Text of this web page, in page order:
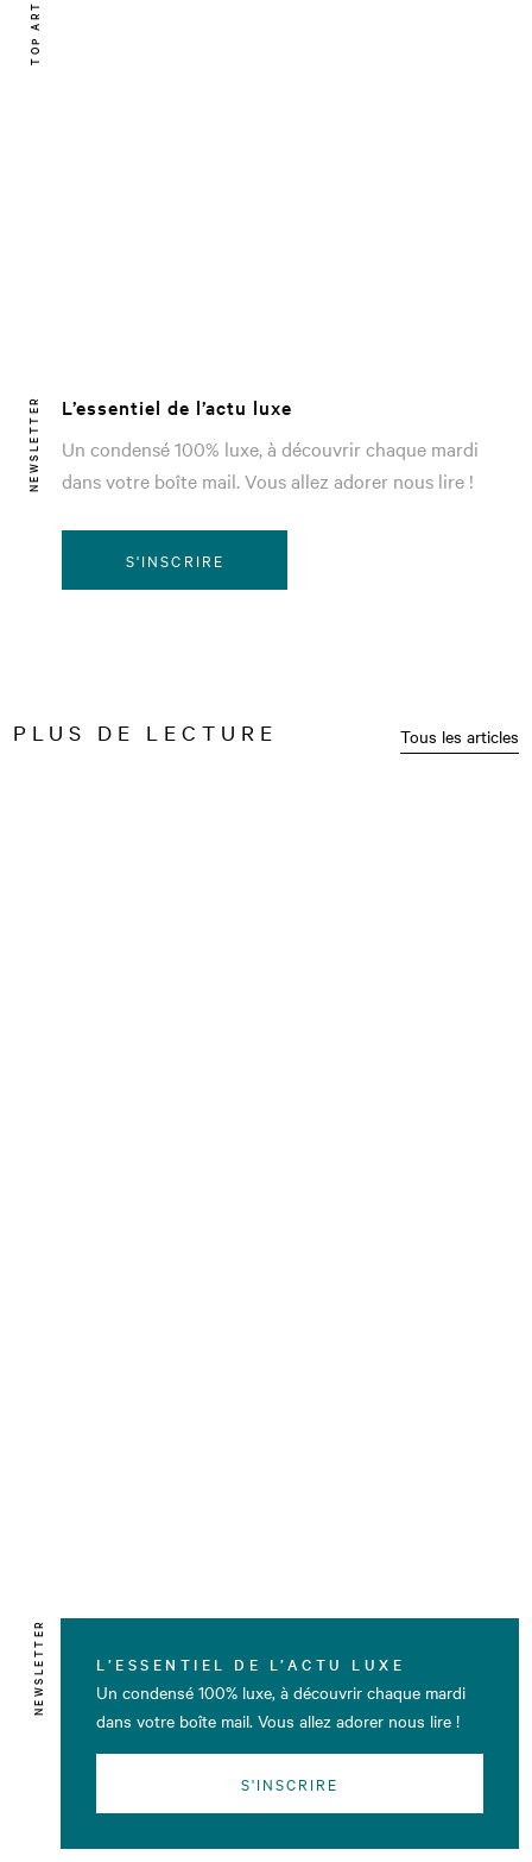
NEWSLETTER
L’essentiel de l’actu luxe
Un condensé 100% luxe, à découvrir chaque mardi
dans votre boîte mail. Vous allez adorer nous lire !
S'INSCRIRE
PLUS DE LECTURE Tous les articles
NEWSLETTER L’ESSENTIEL DE L’ACTU LUXE
Un condensé 100% luxe, à découvrir chaque mardi
dans votre boîte mail. Vous allez adorer nous lire !
S'INSCRIRE